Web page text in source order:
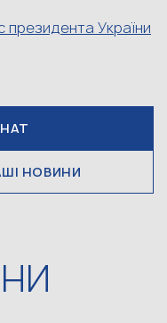
президента України
НОВИНИ